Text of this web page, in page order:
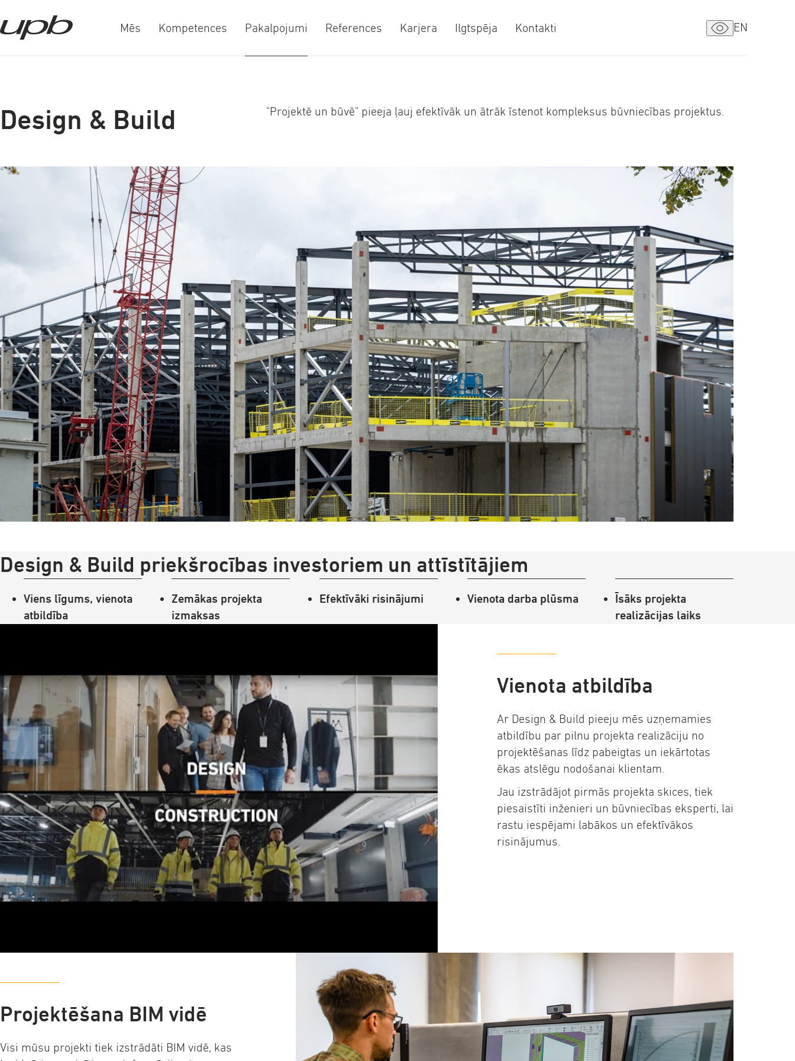
Mēs Kompetences Pakalpojumi References Karjera Ilgtspēja Kontakti EN
Design & Build "Projektē un būvē" pieeja ļauj efektīvāk un ātrāk īstenot kompleksus būvniecības projektus.
Design & Build priekšrocības investoriem un attīstītājiem
Viens līgums, vienota
atbildība
Zemākas projekta
izmaksas
Efektīvāki risinājumi Vienota darba plūsma
Īsāks projekta
realizācijas laiks
Vienota atbildība
Ar Design & Build pieeju mēs uzņemamies
atbildību par pilnu projekta realizāciju no
projektēšanas līdz pabeigtas un iekārtotas
ēkas atslēgu nodošanai klientam.
Jau izstrādājot pirmās projekta skices, tiek
piesaistīti inženieri un būvniecības eksperti, lai
rastu iespējami labākos un efektīvākos
risinājumus.
Projektēšana BIM vidē
Visi mūsu projekti tiek izstrādāti BIM vidē, kas